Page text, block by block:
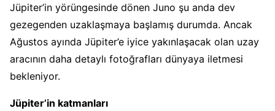
Jüpiter’in yörüngesinde dönen Juno şu anda dev
gezegenden uzaklaşmaya başlamış durumda. Ancak
Ağustos ayında Jüpiter’e iyice yakınlaşacak olan uzay
aracının daha detaylı fotoğrafları dünyaya iletmesi
bekleniyor.
Jüpiter’in katmanları